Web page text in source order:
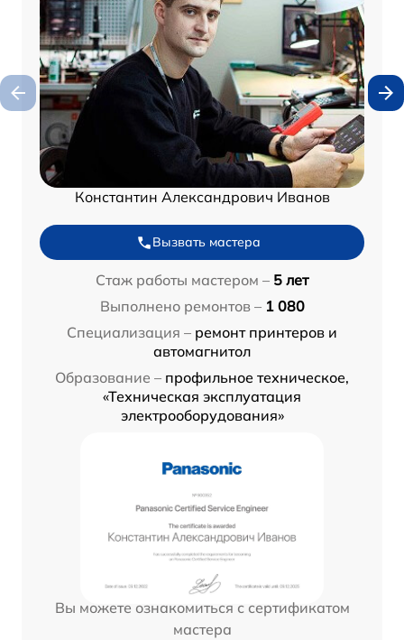
Константин Александрович Иванов
Вызвать мастера
Стаж работы мастером – 5 лет
Выполнено ремонтов – 1 080
Специализация – ремонт принтеров и
автомагнитол
Образование – профильное техническое,
«Техническая эксплуатация
электрооборудования»
Вы можете ознакомиться с сертификатом
мастера